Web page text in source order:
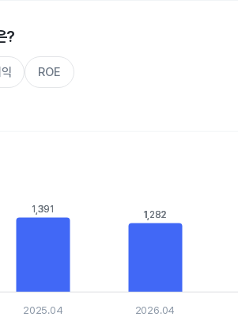
?
ROE
categories.
values. Data ranges from 862.3 to
1,391
1,391 1,282
1,282
2025.04 2026.04